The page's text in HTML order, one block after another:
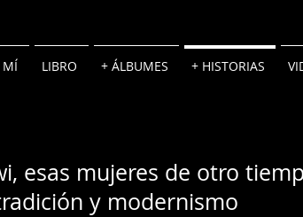
MÍ LIBRO + ÁLBUMES + HISTORIAS
esas mujeres de otro
y modernismo